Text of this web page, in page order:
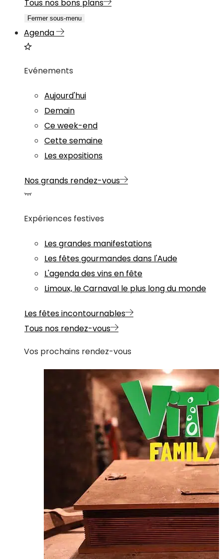
Tous nos bons plans
Fermer sous-menu
Agenda
Evénements
Aujourd'hui
Demain
Ce week-end
Cette semaine
Les expositions
Nos grands rendez-vous
Expériences festives
Les grandes manifestations
Les fêtes gourmandes dans l'Aude
L'agenda des vins en fête
Limoux, le Carnaval le plus long du monde
Les fêtes incontournables
Tous nos rendez-vous
Vos prochains rendez-vous